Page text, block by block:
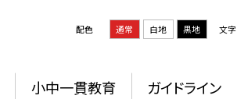
配色 通常 白地 黒地 文字
小中一貫教育 ガイドライン